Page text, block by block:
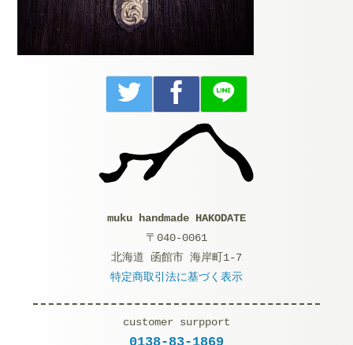
muku handmade HAKODATE
〒040-0061
北海道 函館市 海岸町1-7
特定商取引法に基づく表示
customer surpport